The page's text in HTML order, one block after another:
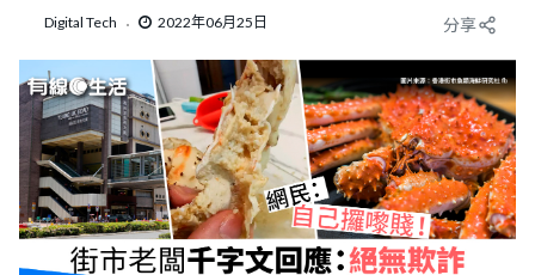
Digital Tech 2022年06月25日 分享